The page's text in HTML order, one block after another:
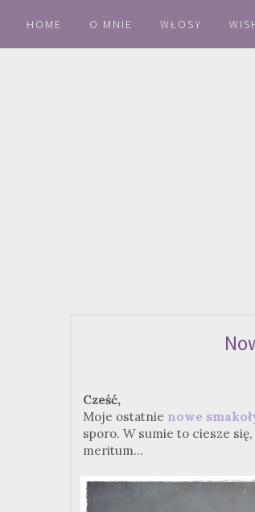
HOME O MNIE WŁOSY
Cześć,
Moje ostatnie nowe
sporo. W sumie to ciesze
meritum...